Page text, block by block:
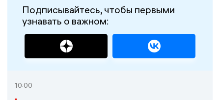
Подписывайтесь, чтобы первыми
узнавать о важном:
10:00